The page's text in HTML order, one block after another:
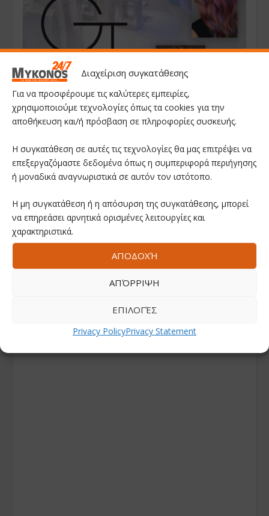
Διαχείριση συγκατάθεσης
Για να προσφέρουμε τις καλύτερες εμπειρίες,
χρησιμοποιούμε τεχνολογίες όπως τα cookies για την
αποθήκευση και/ή πρόσβαση σε πληροφορίες συσκευής.
Η συγκατάθεση σε αυτές τις τεχνολογίες θα μας επιτρέψει να
επεξεργαζόμαστε δεδομένα όπως η συμπεριφορά περιήγησης
ή μοναδικά αναγνωριστικά σε αυτόν τον ιστότοπο.
Η μη συγκατάθεση ή η απόσυρση της συγκατάθεσης, μπορεί
να επηρεάσει αρνητικά ορισμένες λειτουργίες και
χαρακτηριστικά.
ΑΠΟΔΟΧΉ
ΑΠΌΡΡΙΨΗ
ΕΠΙΛΟΓΈΣ
Privacy PolicyPrivacy Statement